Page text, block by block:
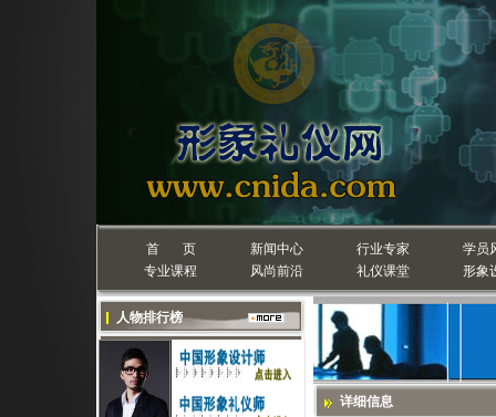
首 页 新闻中心 行业专家
学员
专业课程
风尚前沿 礼仪课堂 形象
人物排行榜
详细信息